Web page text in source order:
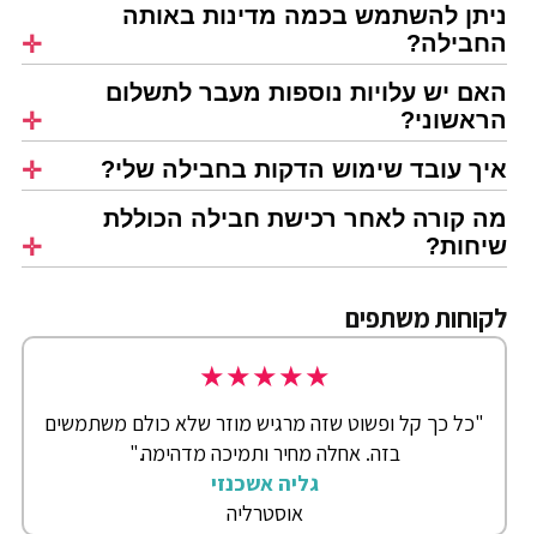
ניתן להשתמש בכמה מדינות באותה
החבילה?
האם יש עלויות נוספות מעבר לתשלום
הראשוני?
איך עובד שימוש הדקות בחבילה שלי?
מה קורה לאחר רכישת חבילה הכוללת
שיחות?
לקוחות משתפים
★
★
★
★
★
"כל כך קל ופשוט שזה מרגיש מוזר שלא כולם משתמשים
בזה. אחלה מחיר ותמיכה מדהימה."
גליה אשכנזי
אוסטרליה